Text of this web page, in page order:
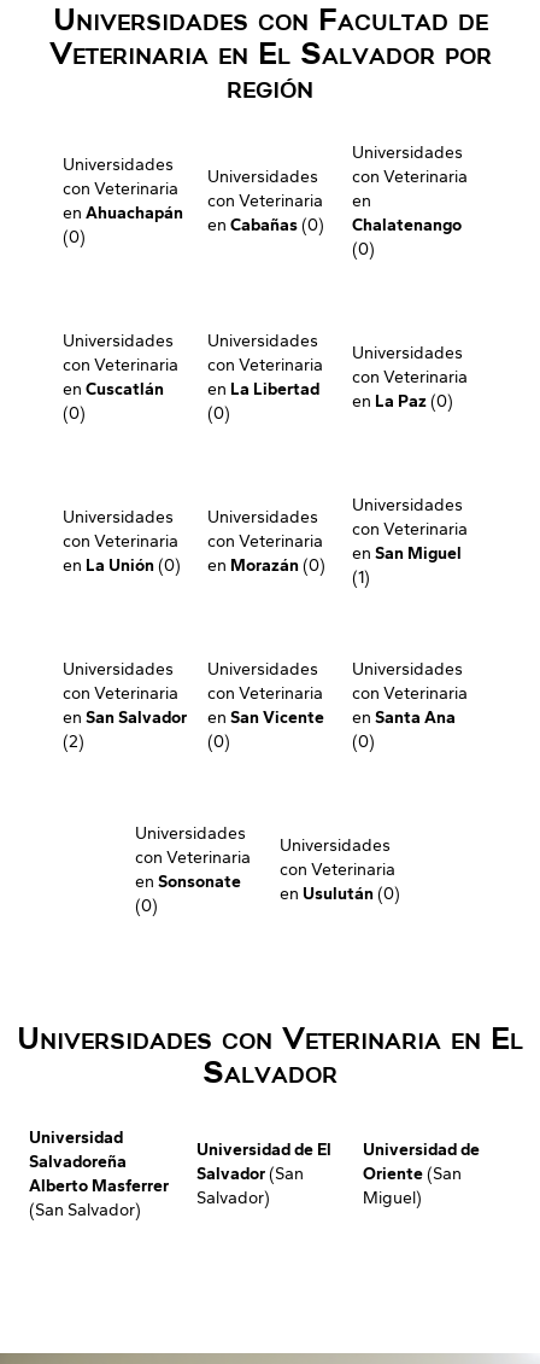
Universidades con Facultad de
Veterinaria en El Salvador por
región
Universidades
con Veterinaria
en Ahuachapán
(0)
Universidades
con Veterinaria
en Cabañas(0)
Universidades
con Veterinaria
en
Chalatenango
(0)
Universidades
con Veterinaria
en Cuscatlán
(0)
Universidades
con Veterinaria
en La Libertad
(0)
Universidades
con Veterinaria
en La Paz(0)
Universidades
con Veterinaria
en La Unión(0)
Universidades
con Veterinaria
en Morazán(0)
Universidades
con Veterinaria
en San Miguel
(1)
Universidades
con Veterinaria
en San Salvador
(2)
Universidades
con Veterinaria
en San Vicente
(0)
Universidades
con Veterinaria
en Santa Ana
(0)
Universidades
con Veterinaria
en Sonsonate
(0)
Universidades
con Veterinaria
en Usulután(0)
Universidades con Veterinaria en El
Salvador
Universidad
Salvadoreña
Alberto Masferrer
(San Salvador)
Universidad de El
Salvador(San
Salvador)
Universidad de
Oriente(San
Miguel)